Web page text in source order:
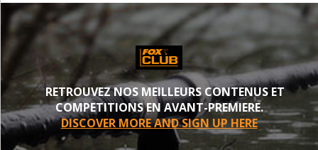
RETROUVEZ NOS MEILLEURS CONTENUS ET
COMPETITIONS EN AVANT-PREMIERE.
DISCOVER MORE AND SIGN UP HERE